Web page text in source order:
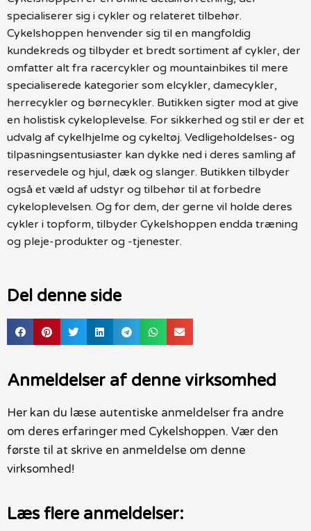
specialiserer sig i cykler og relateret tilbehør.
Cykelshoppen henvender sig til en mangfoldig
kundekreds og tilbyder et bredt sortiment af cykler, der
omfatter alt fra racercykler og mountainbikes til mere
specialiserede kategorier som elcykler, damecykler,
herrecykler og børnecykler. Butikken sigter mod at give
en holistisk cykeloplevelse. For sikkerhed og stil er der et
udvalg af cykelhjelme og cykeltøj. Vedligeholdelses- og
tilpasningsentusiaster kan dykke ned i deres samling af
reservedele og hjul, dæk og slanger. Butikken tilbyder
også et væld af udstyr og tilbehør til at forbedre
cykeloplevelsen. Og for dem, der gerne vil holde deres
cykler i topform, tilbyder Cykelshoppen endda træning
og pleje-produkter og -tjenester.
Del denne side
Anmeldelser af denne virksomhed
Her kan du læse autentiske anmeldelser fra andre
om deres erfaringer med Cykelshoppen. Vær den
første til at skrive en anmeldelse om denne
virksomhed!
Læs flere anmeldelser: